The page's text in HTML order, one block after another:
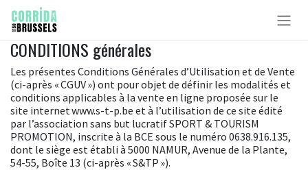
Se rendre au contenu
CONDITIONS générales
Les présentes Conditions Générales d’Utilisation et de Vente
(ci-après « CGUV ») ont pour objet de définir les modalités et
conditions applicables à la vente en ligne proposée sur le
site internetwww.s-t-p.be et à l’utilisation de ce site édité
par l’association sans but lucratif SPORT & TOURISM
PROMOTION, inscrite à la BCE sous le numéro 0638.916.135,
dont le siège est établi à 5000 NAMUR, Avenue de la Plante,
54-55, Boîte 13 (ci-après « S&TP »).